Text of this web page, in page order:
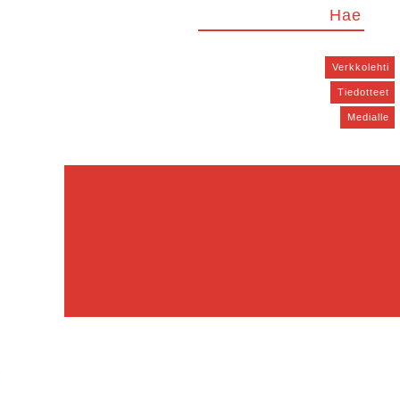
Verkkolehti
Tiedotteet
Medialle